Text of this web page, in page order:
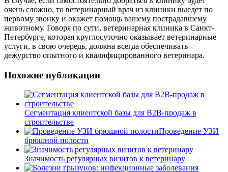
очень сложно, то ветеринарный врач из клиники выедет по
первому звонку и окажет помощь вашему пострадавшему
животному. Говоря по сути, ветеринарная клиника в Санкт-
Петербурге, которая круглосуточно оказывает ветеринарные
услуги, в свою очередь, должна всегда обеспечивать
дежурство опытного и квалифицированного ветеринара.
Похожие публикации
Сегментация клиентской базы для B2B-продаж в
строительстве
Проведение УЗИ
брюшной полости
Значимость регулярных визитов к ветеринару